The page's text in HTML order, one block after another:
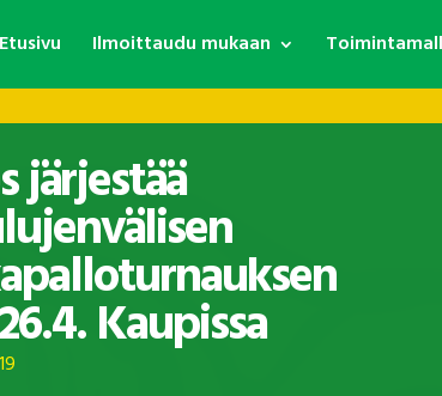
Etusivu Ilmoittaudu mukaan
järjestää
Kaupissa